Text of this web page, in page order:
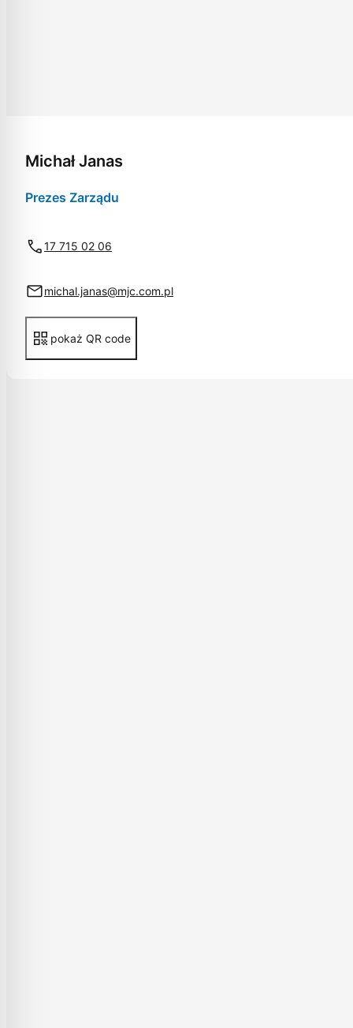
Michał Janas
Prezes Zarządu
17 715 02 06
michal.janas@mjc.com.pl
pokaż QR code